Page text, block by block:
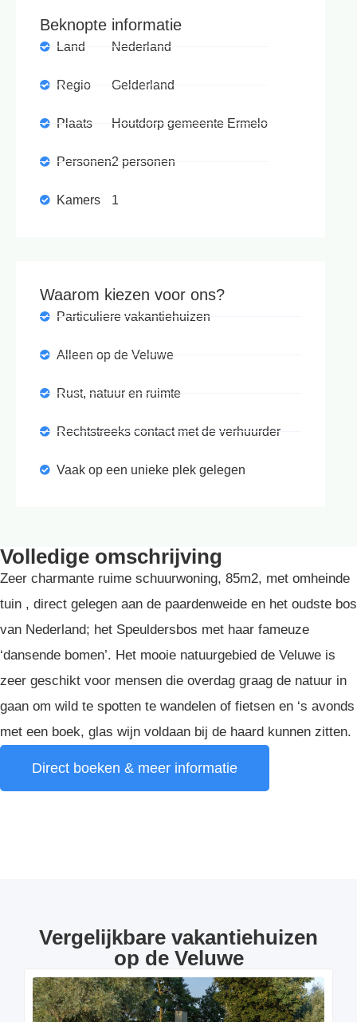
Beknopte informatie
Land
Regio
Plaats
Personen
Kamers
Nederland
Gelderland
Houtdorp gemeente Ermelo
2 personen
1
Waarom kiezen voor ons?
Particuliere vakantiehuizen
Alleen op de Veluwe
Rust, natuur en ruimte
Rechtstreeks contact met de verhuurder
Vaak op een unieke plek gelegen
Volledige omschrijving
Zeer charmante ruime schuurwoning, 85m2, met omheinde
tuin , direct gelegen aan de paardenweide en het oudste bos
van Nederland; het Speuldersbos met haar fameuze
‘dansende bomen’. Het mooie natuurgebied de Veluwe is
zeer geschikt voor mensen die overdag graag de natuur in
gaan om wild te spotten te wandelen of fietsen en ‘s avonds
met een boek, glas wijn voldaan bij de haard kunnen zitten.
Direct boeken & meer informatie
Vergelijkbare vakantiehuizen
op de Veluwe